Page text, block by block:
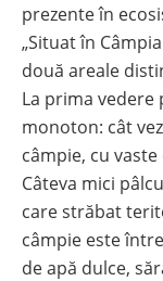
prezente în
„Situat în
două areale
La prima
monoton: cât
câmpie, cu
Câteva mici
care străbat
câmpie este
de apă dulce,